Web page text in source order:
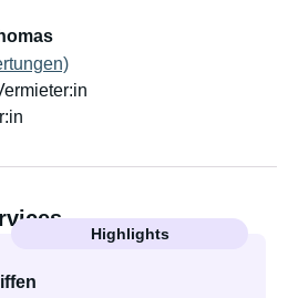
Highlights